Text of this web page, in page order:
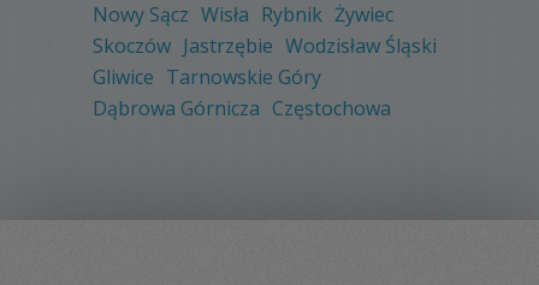
Nowy Sącz Wisła Rybnik Żywiec
Skoczów Jastrzębie Wodzisław Śląski
Gliwice Tarnowskie Góry
Dąbrowa Górnicza Częstochowa